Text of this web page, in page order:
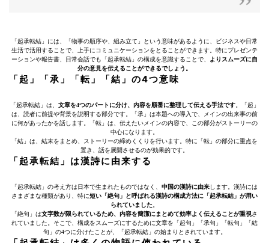
「起承転結」には、「物事の順序や、組み立て」という意味があるように、ビジネスや日常
生活で活用することで、上手にコミュニケーションをとることができます。特にプレゼンテ
ーションや報告書、日常会話でも「起承転結」の構成を意識することで、 よりスムーズに自
分の意見を伝えることができるでしょう。
「起」「承」「転」「結」の4つ意味
「起承転結」は、 文章を4つのパートに分け、内容を順番に整理して伝える手法です。「起」
は、読者に前提や背景を説明する部分です。「承」は本題への導入で、メインの出来事の前
に何があったかを話します。「転」は、伝えたいメインの内容で、この部分がストーリーの
中心になります。
「結」は、結末をまとめ、ストーリーの締めくくりを行います。特に「転」の部分に重点を
置き、話を展開させるのが効果的です。
「起承転結」は漢詩に由来する
「起承転結」の考え方は日本で生まれたものではなく、 中国の漢詩に由来します。漢詩には
さまざまな種類があり、特に短い「絶句」と呼ばれる漢詩の構成方法に「起承転結」が用い
られていました
「絶句」は文字数が限られているため、内容を簡潔にまとめて効率よく伝えることが重視さ
れていました。そこで、構成をスムーズにするために文章を「起句」「承句」「転句」「結
句」の4つに分けたことが、「起承転結」の始まりとされています。